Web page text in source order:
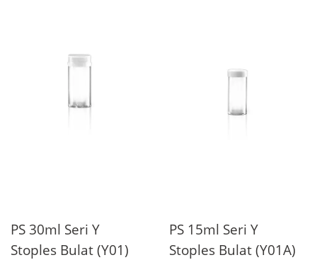
PS 30ml Seri Y
Stoples Bulat (Y01)
PS 15ml Seri Y
Stoples Bulat (Y01A)